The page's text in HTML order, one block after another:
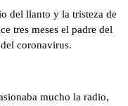
del llanto y la tristeza de
tres meses el padre del
coronavirus.
mucho la radio,